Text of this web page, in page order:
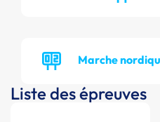
Marche
Liste des épreuves